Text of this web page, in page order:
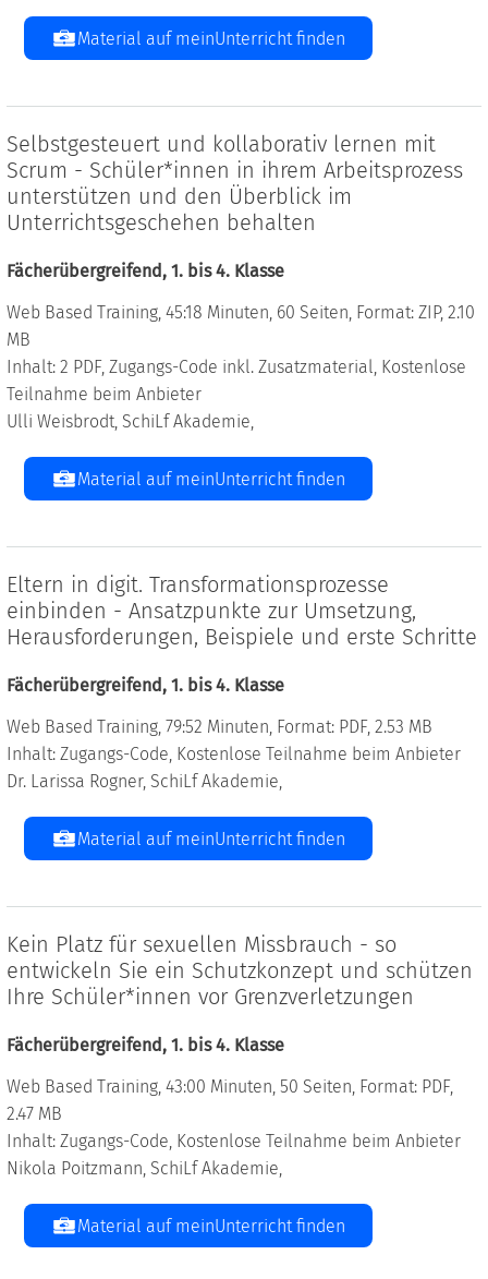
Material auf meinUnterricht finden
Selbstgesteuert und kollaborativ lernen mit
Scrum - Schüler*innen in ihrem Arbeitsprozess
unterstützen und den Überblick im
Unterrichtsgeschehen behalten
Fächerübergreifend, 1. bis 4. Klasse
Web Based Training, 45:18 Minuten, 60 Seiten, Format: ZIP, 2.10
MB
Inhalt: 2 PDF, Zugangs-Code inkl. Zusatzmaterial, Kostenlose
Teilnahme beim Anbieter
Ulli Weisbrodt, SchiLf Akademie,
Material auf meinUnterricht finden
Eltern in digit. Transformationsprozesse
einbinden - Ansatzpunkte zur Umsetzung,
Herausforderungen, Beispiele und erste Schritte
Fächerübergreifend, 1. bis 4. Klasse
Web Based Training, 79:52 Minuten, Format: PDF, 2.53 MB
Inhalt: Zugangs-Code, Kostenlose Teilnahme beim Anbieter
Dr. Larissa Rogner, SchiLf Akademie,
Material auf meinUnterricht finden
Kein Platz für sexuellen Missbrauch - so
entwickeln Sie ein Schutzkonzept und schützen
Ihre Schüler*innen vor Grenzverletzungen
Fächerübergreifend, 1. bis 4. Klasse
Web Based Training, 43:00 Minuten, 50 Seiten, Format: PDF,
2.47 MB
Inhalt: Zugangs-Code, Kostenlose Teilnahme beim Anbieter
Nikola Poitzmann, SchiLf Akademie,
Material auf meinUnterricht finden